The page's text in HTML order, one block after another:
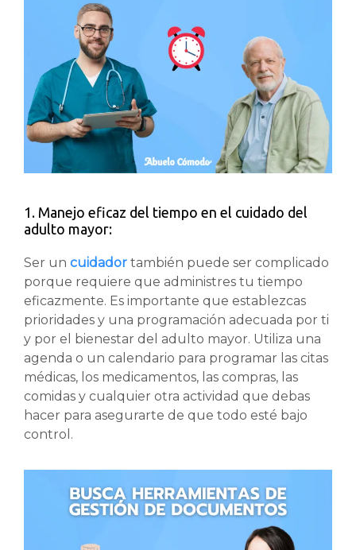
1. Manejo eficaz del tiempo en el cuidado del
adulto mayor:
Ser un cuidador también puede ser complicado
porque requiere que administres tu tiempo
eficazmente. Es importante que establezcas
prioridades y una programación adecuada por ti
y por el bienestar del adulto mayor. Utiliza una
agenda o un calendario para programar las citas
médicas, los medicamentos, las compras, las
comidas y cualquier otra actividad que debas
hacer para asegurarte de que todo esté bajo
control.